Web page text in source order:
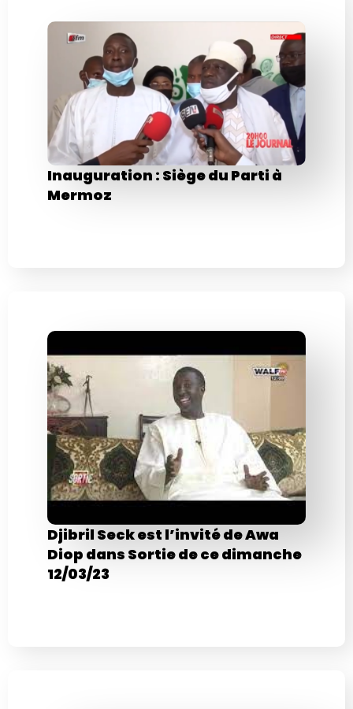
Inauguration : Siège du Parti à
Mermoz
Djibril Seck est l’invité de Awa
Diop dans Sortie de ce dimanche
12/03/23